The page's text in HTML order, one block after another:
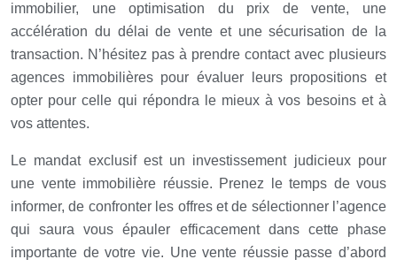
immobilier, une optimisation du prix de vente, une
accélération du délai de vente et une sécurisation de la
transaction. N’hésitez pas à prendre contact avec plusieurs
agences immobilières pour évaluer leurs propositions et
opter pour celle qui répondra le mieux à vos besoins et à
vos attentes.
Le mandat exclusif est un investissement judicieux pour
une vente immobilière réussie. Prenez le temps de vous
informer, de confronter les offres et de sélectionner l’agence
qui saura vous épauler efficacement dans cette phase
importante de votre vie. Une vente réussie passe d’abord